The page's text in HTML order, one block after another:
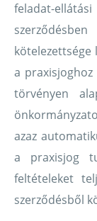
feladat-
kötelezettsége
a
törvényen
azaz
a praxisjog
feltételeket
szerződésből